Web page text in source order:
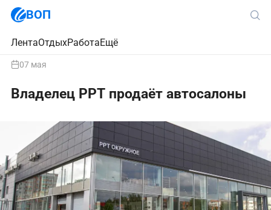
ВОП
ЛентаОтдыхРаботаЕщё
07 мая
Владелец РРТ продаёт автосалоны